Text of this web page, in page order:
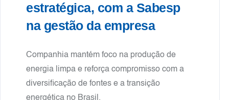
estratégica, com a Sabesp
na gestão da empresa
Companhia mantém foco na produção de
energia limpa e reforça compromisso com a
diversificação de fontes e a transição
energética no Brasil.